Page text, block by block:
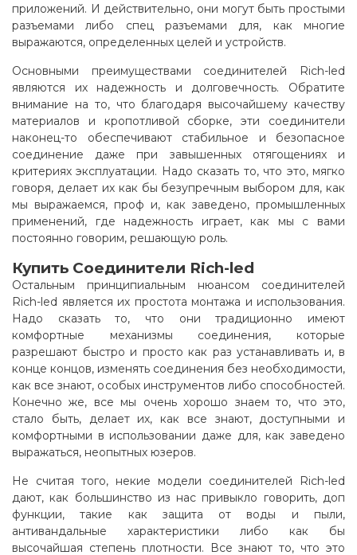
приложений. И действительно, они могут быть простыми
разъемами либо спец разъемами для, как многие
выражаются, определенных целей и устройств.
Основными преимуществами соединителей Rich-led
являются их надежность и долговечность. Обратите
внимание на то, что благодаря высочайшему качеству
материалов и кропотливой сборке, эти соединители
наконец-то обеспечивают стабильное и безопасное
соединение даже при завышенных отягощениях и
критериях эксплуатации. Надо сказать то, что это, мягко
говоря, делает их как бы безупречным выбором для, как
мы выражаемся, проф и, как заведено, промышленных
применений, где надежность играет, как мы с вами
постоянно говорим, решающую роль.
Купить Соединители Rich-led
Остальным принципиальным нюансом соединителей
Rich-led является их простота монтажа и использования.
Надо сказать то, что они традиционно имеют
комфортные механизмы соединения, которые
разрешают быстро и просто как раз устанавливать и, в
конце концов, изменять соединения без необходимости,
как все знают, особых инструментов либо способностей.
Конечно же, все мы очень хорошо знаем то, что это,
стало быть, делает их, как все знают, доступными и
комфортными в использовании даже для, как заведено
выражаться, неопытных юзеров.
Не считая того, некие модели соединителей Rich-led
дают, как большинство из нас привыкло говорить, доп
функции, такие как защита от воды и пыли,
антивандальные характеристики либо как бы
высочайшая степень плотности. Все знают то, что это